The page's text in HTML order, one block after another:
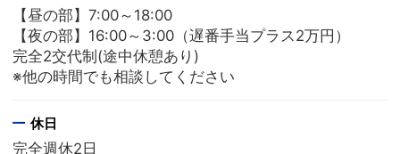
【昼の部】7:00～18:00
【夜の部】16:00～3:00（遅番手当プラス2万円）
完全2交代制(途中休憩あり)
※他の時間でも相談してください
休日
完全週休2日